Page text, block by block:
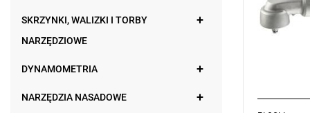
SKRZYNKI, WALIZKI I TORBY
NARZĘDZIOWE
DYNAMOMETRIA
NARZĘDZIA NASADOWE